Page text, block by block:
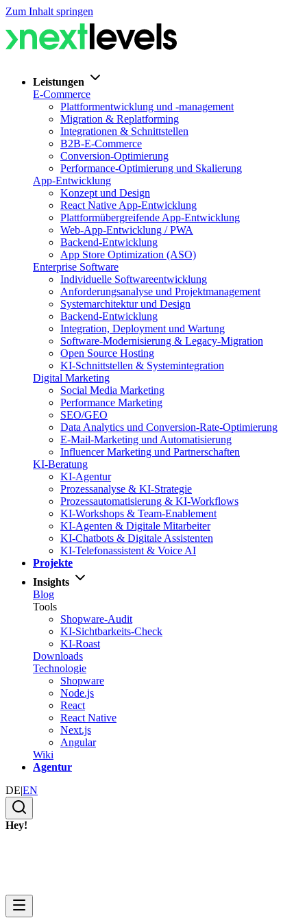
Zum Inhalt springen
Leistungen
E-Commerce
Plattformentwicklung und -management
Migration & Replatforming
Integrationen & Schnittstellen
B2B-E-Commerce
Conversion-Optimierung
Performance-Optimierung und Skalierung
App-Entwicklung
Konzept und Design
React Native App-Entwicklung
Plattformübergreifende App-Entwicklung
Web-App-Entwicklung / PWA
Backend-Entwicklung
App Store Optimization (ASO)
Enterprise Software
Individuelle Softwareentwicklung
Anforderungsanalyse und Projektmanagement
Systemarchitektur und Design
Backend-Entwicklung
Integration, Deployment und Wartung
Software-Modernisierung & Legacy-Migration
Open Source Hosting
KI-Schnittstellen & Systemintegration
Digital Marketing
Social Media Marketing
Performance Marketing
SEO/GEO
Data Analytics und Conversion-Rate-Optimierung
E-Mail-Marketing und Automatisierung
Influencer Marketing und Partnerschaften
KI-Beratung
KI-Agentur
Prozessanalyse & KI-Strategie
Prozessautomatisierung & KI-Workflows
KI-Workshops & Team-Enablement
KI-Agenten & Digitale Mitarbeiter
KI-Chatbots & Digitale Assistenten
KI-Telefonassistent & Voice AI
Projekte
Insights
Blog
Tools
Shopware-Audit
KI-Sichtbarkeits-Check
KI-Roast
Downloads
Technologie
Shopware
Node.js
React
React Native
Next.js
Angular
Wiki
Agentur
DE|EN
Hey!